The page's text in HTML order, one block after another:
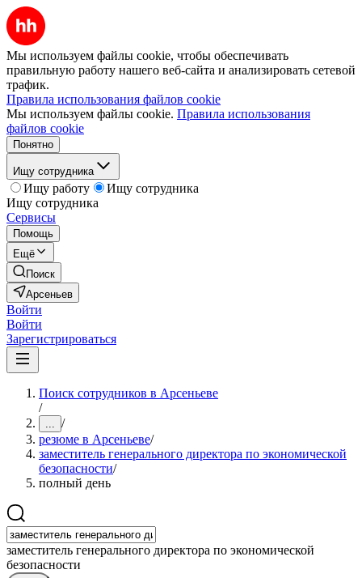
Мы используем файлы cookie, чтобы обеспечивать
правильную работу нашего веб-сайта и анализировать сетевой
трафик.
Правила использования файлов cookie
Мы используем файлы cookie. Правила использования
файлов cookie
Понятно
Ищу сотрудника
Ищу работу
Ищу сотрудника
Ищу сотрудника
Сервисы
Помощь
Ещё
Поиск
Арсеньев
Войти
Войти
Зарегистрироваться
Поиск сотрудников в Арсеньеве
/
... /
резюме в Арсеньеве/
заместитель генерального директора по экономической
безопасности/
полный день
заместитель генерального директора по экономической
безопасности